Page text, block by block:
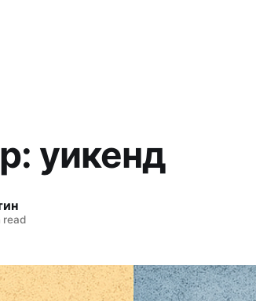
уикенд
read